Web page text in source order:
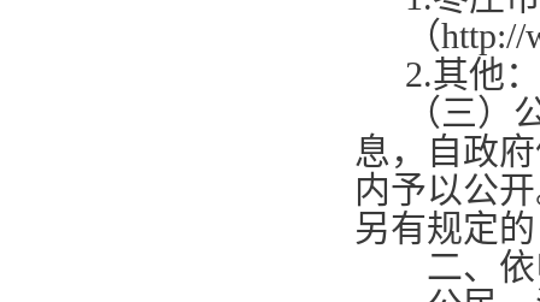
（http://
2.其他
（三）
息，自政
内予以公
另有规定
二、依